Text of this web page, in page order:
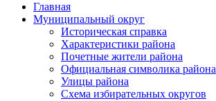
Главная
Муниципальный округ
Историческая справка
Характеристики района
Почетные жители района
Официальная символика района
Улицы района
Схема избирательных округов